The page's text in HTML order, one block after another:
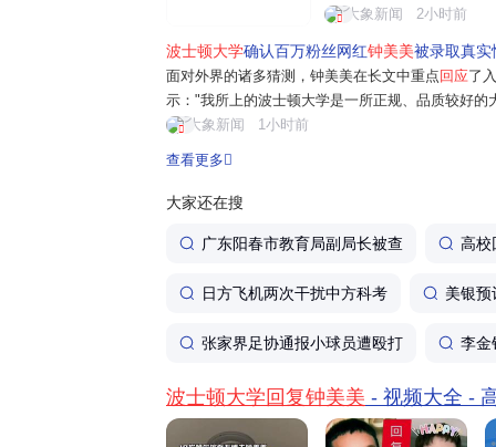
算不上学霸，正因如此
没有靠人脉和额外花钱
与个人特长...
大象新闻 2小时前
波士顿大学确认百万粉丝网红钟美美被录取真
面对外界的诸多猜测，钟美美在长文中重点回应了
示："我所上的波士顿大学是一所正规、品质较好
实际上我也没有、不用缴纳正常学费以外的费用。
大象新闻 1小时前
查看更多
大家还在搜
广东阳春市教育局副局长被查 高校
日方飞机两次干扰中方科考 美银
张家界足协通报小球员遭殴打 李金
波士顿大学回复钟美美 - 视频大全 -